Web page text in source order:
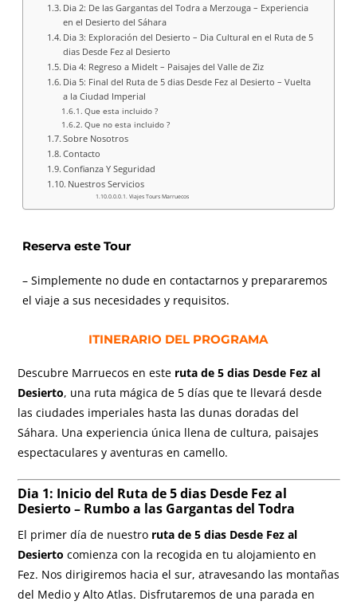
Dia 2: De las Gargantas del Todra a Merzouga – Experiencia
en el Desierto del Sáhara
Dia 3: Exploración del Desierto – Dia Cultural en el Ruta de 5
dias Desde Fez al Desierto
Dia 4: Regreso a Midelt – Paisajes del Valle de Ziz
Dia 5: Final del Ruta de 5 dias Desde Fez al Desierto – Vuelta
a la Ciudad Imperial
Que esta incluido ?
Que no esta incluido ?
Sobre Nosotros
Contacto
Confianza Y Seguridad
Nuestros Servicios
Viajes Tours Marruecos
Reserva este Tour
– Simplemente no dude en contactarnos y prepararemos
el viaje a sus necesidades y requisitos.
ITINERARIO DEL PROGRAMA
Descubre Marruecos en este ruta de 5 dias Desde Fez al
Desierto, una ruta mágica de 5 días que te llevará desde
las ciudades imperiales hasta las dunas doradas del
Sáhara. Una experiencia única llena de cultura, paisajes
espectaculares y aventuras en camello.
Dia 1: Inicio del Ruta de 5 dias Desde Fez al
Desierto– Rumbo a las Gargantas del Todra
El primer día de nuestro ruta de 5 dias Desde Fez al
Desierto comienza con la recogida en tu alojamiento en
Fez. Nos dirigiremos hacia el sur, atravesando las montañas
del Medio y Alto Atlas. Disfrutaremos de una parada en